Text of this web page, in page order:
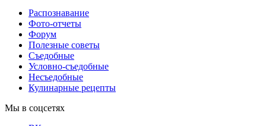
Распознавание
Фото-отчеты
Форум
Полезные советы
Съедобные
Условно-съедобные
Несъедобные
Кулинарные рецепты
Мы в соцсетях